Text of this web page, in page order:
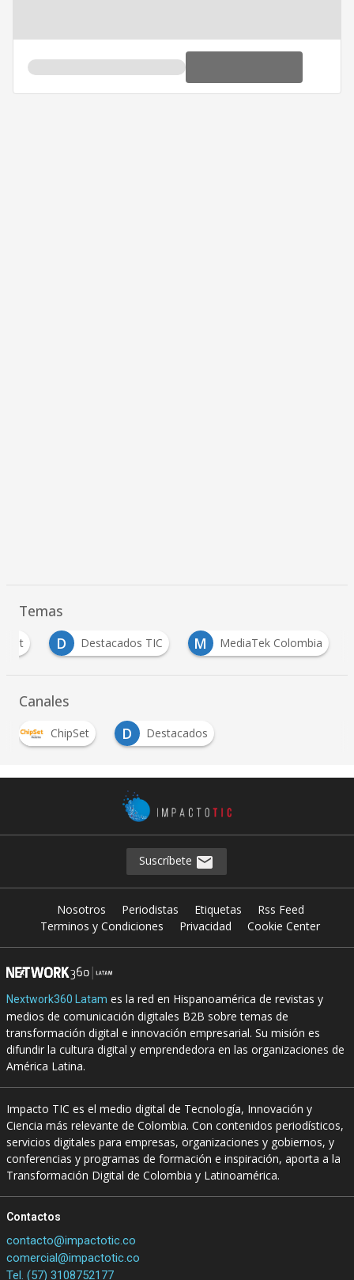
Temas
D Destacados TIC M MediaTek Colombia
Canales
ChipSet D Destacados
Suscríbete
Nosotros Periodistas Etiquetas
Rss Feed
Terminos y Condiciones
Privacidad Cookie Center
Nextwork360 Latam es la red en Hispanoamérica de revistas y
medios de comunicación digitales B2B sobre temas de
transformación digital e innovación empresarial. Su misión es
difundir la cultura digital y emprendedora en las organizaciones de
América Latina.
Impacto TIC es el medio digital de Tecnología, Innovación y
Ciencia más relevante de Colombia. Con contenidos periodísticos,
servicios digitales para empresas, organizaciones y gobiernos, y
conferencias y programas de formación e inspiración, aporta a la
Transformación Digital de Colombia y Latinoamérica.
Contactos
contacto@impactotic.co
comercial@impactotic.co
Tel. (57) 3108752177